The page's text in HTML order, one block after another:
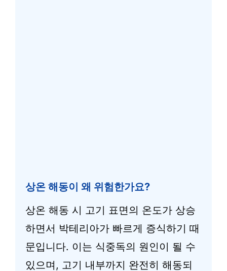
상온 해동이 왜 위험한가요?
상온 해동 시 고기 표면의 온도가 상승
하면서 박테리아가 빠르게 증식하기 때
문입니다. 이는 식중독의 원인이 될 수
있으며, 고기 내부까지 완전히 해동되